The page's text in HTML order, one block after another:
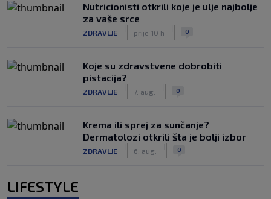
Nutricionisti otkrili koje je ulje najbolje
za vaše srce
ZDRAVLJE prije 10 h 0
Koje su zdravstvene dobrobiti
pistacija?
ZDRAVLJE 7. aug. 0
Krema ili sprej za sunčanje?
Dermatolozi otkrili šta je bolji izbor
ZDRAVLJE 6. aug. 0
LIFESTYLE